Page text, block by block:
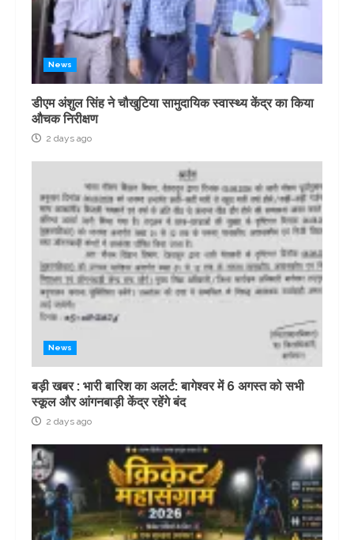
News
डीएम अंशुल सिंह ने चौखुटिया सामुदायिक स्वास्थ्य केंद्र का किया
औचक निरीक्षण
2 days ago
News
बड़ी खबर : भारी बारिश का अलर्ट: बागेश्वर में 6 अगस्त को सभी
स्कूल और आंगनबाड़ी केंद्र रहेंगे बंद
2 days ago